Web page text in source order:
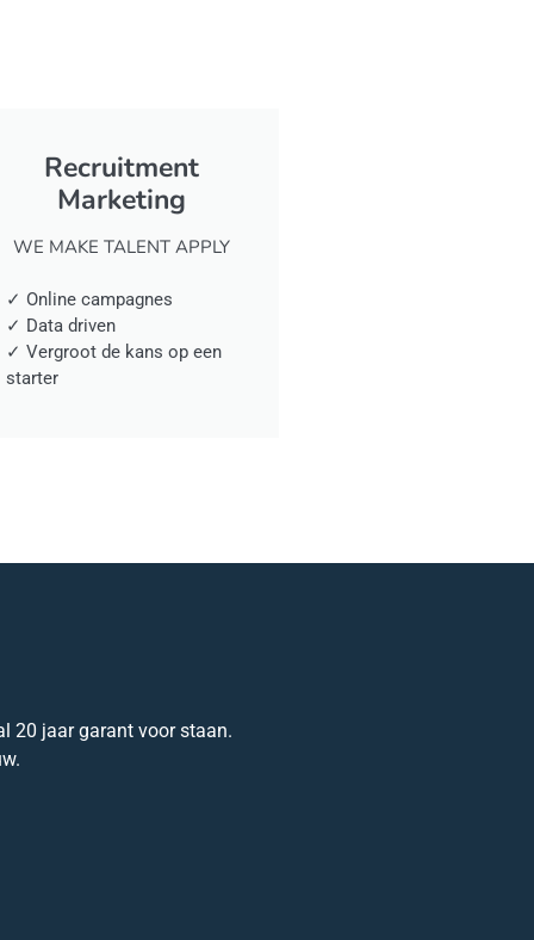
Recruitment
Marketing
WE MAKE TALENT APPLY
✓ Online campagnes
✓ Data driven
✓ Vergroot de kans op een
starter
20 jaar garant voor staan.